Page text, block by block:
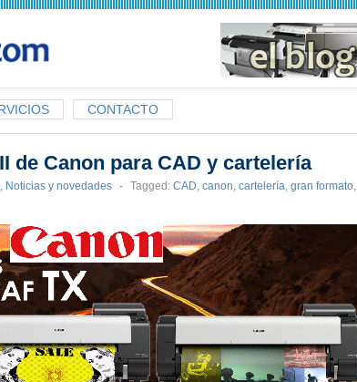
CONTACTO
de Canon para CAD y cartelería
, Noticias y novedades - Tagged: CAD, canon, cartelería, gran formato,